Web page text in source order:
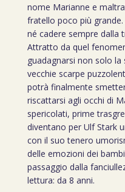
nome Marianne e
fratello poco più
né cadere sempre dalla
Attratto da quel
guadagnarsi non solo la
vecchie scarpe
potrà finalmente
riscattarsi agli occhi di
spericolati, prime
diventano per Ulf Stark
con il suo tenero
delle emozioni dei
passaggio dalla
lettura: da 8 anni.